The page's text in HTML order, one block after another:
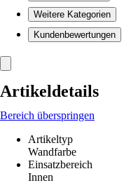
Weitere Kategorien
Kundenbewertungen
Artikeldetails
Bereich überspringen
Artikeltyp
Wandfarbe
Einsatzbereich
Innen